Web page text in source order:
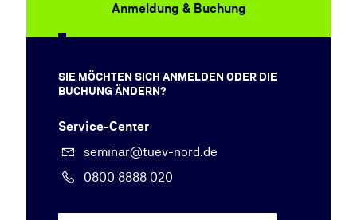
Anmeldung & Buchung
SIE MÖCHTEN SICH ANMELDEN ODER DIE
BUCHUNG ÄNDERN?
Service-Center
seminar@tuev-nord.de
0800 8888 020